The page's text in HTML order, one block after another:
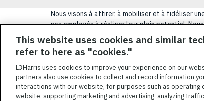
Nous visons à attirer, à mobiliser et à fidéliser
nos employés à réaliser leur plein potentiel.
sexuelle, leur origine nationale, leur handicap ou
This website uses cookies and similar
refer to here as "cookies."
L3Harris uses cookies to improve your experience on our
partners also use cookies to collect and record information
interactions with our website, for purposes such as operating
website, supporting marketing and advertising, analyzing